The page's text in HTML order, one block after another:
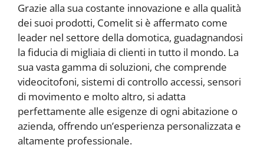
Grazie alla sua costante innovazione e alla qualità
dei suoi prodotti, Comelit si è affermato come
leader nel settore della domotica, guadagnandosi
la fiducia di migliaia di clienti in tutto il mondo. La
sua vasta gamma di soluzioni, che comprende
videocitofoni, sistemi di controllo accessi, sensori
di movimento e molto altro, si adatta
perfettamente alle esigenze di ogni abitazione o
azienda, offrendo un’esperienza personalizzata e
altamente professionale.